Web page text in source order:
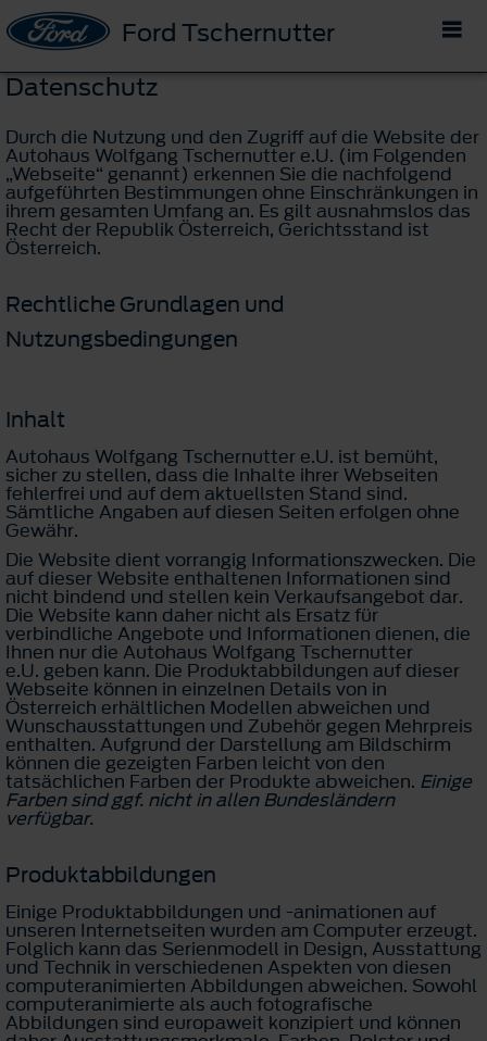
Ford Tschernutter
Datenschutz
Durch die Nutzung und den Zugriff auf die Website der
Autohaus Wolfgang Tschernutter e.U. (im Folgenden
„Webseite“ genannt) erkennen Sie die nachfolgend
aufgeführten Bestimmungen ohne Einschränkungen in
ihrem gesamten Umfang an. Es gilt ausnahmslos das
Recht der Republik Österreich, Gerichtsstand ist
Österreich.
Rechtliche Grundlagen und
Nutzungsbedingungen
Inhalt
Autohaus Wolfgang Tschernutter e.U. ist bemüht,
sicher zu stellen, dass die Inhalte ihrer Webseiten
fehlerfrei und auf dem aktuellsten Stand sind.
Sämtliche Angaben auf diesen Seiten erfolgen ohne
Gewähr.
Die Website dient vorrangig Informationszwecken. Die
auf dieser Website enthaltenen Informationen sind
nicht bindend und stellen kein Verkaufsangebot dar.
Die Website kann daher nicht als Ersatz für
verbindliche Angebote und Informationen dienen, die
Ihnen nur die Autohaus Wolfgang Tschernutter
e.U. geben kann. Die Produktabbildungen auf dieser
Webseite können in einzelnen Details von in
Österreich erhältlichen Modellen abweichen und
Wunschausstattungen und Zubehör gegen Mehrpreis
enthalten. Aufgrund der Darstellung am Bildschirm
können die gezeigten Farben leicht von den
tatsächlichen Farben der Produkte abweichen. Einige
Farben sind ggf. nicht in allen Bundesländern
verfügbar.
Produktabbildungen
Einige Produktabbildungen und -animationen auf
unseren Internetseiten wurden am Computer erzeugt.
Folglich kann das Serienmodell in Design, Ausstattung
und Technik in verschiedenen Aspekten von diesen
computeranimierten Abbildungen abweichen. Sowohl
computeranimierte als auch fotografische
Abbildungen sind europaweit konzipiert und können